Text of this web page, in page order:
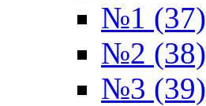
№1 (37)
№2 (38)
№3 (39)